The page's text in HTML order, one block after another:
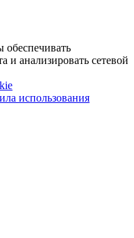
и анализировать сетевой
использования